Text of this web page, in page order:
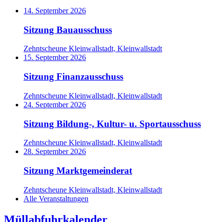
14. September 2026
Sitzung Bauausschuss
Zehntscheune Kleinwallstadt, Kleinwallstadt
15. September 2026
Sitzung Finanzausschuss
Zehntscheune Kleinwallstadt, Kleinwallstadt
24. September 2026
Sitzung Bildung-, Kultur- u. Sportausschuss
Zehntscheune Kleinwallstadt, Kleinwallstadt
28. September 2026
Sitzung Marktgemeinderat
Zehntscheune Kleinwallstadt, Kleinwallstadt
Alle Veranstaltungen
Müllabfuhrkalender